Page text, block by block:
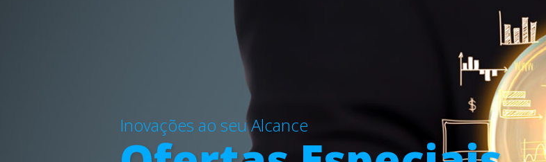
Inovações ao seu Alcance